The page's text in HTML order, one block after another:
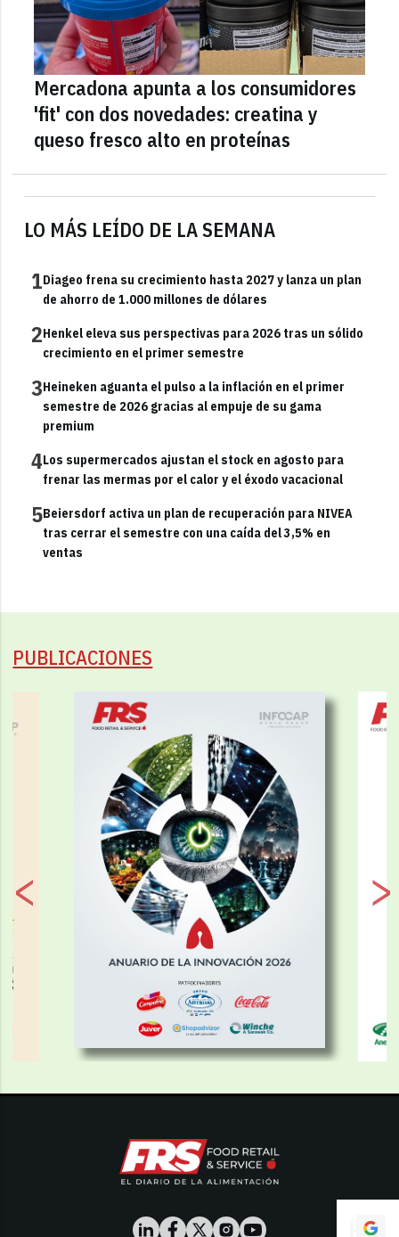
LO MÁS LEÍDO DE LA SEMANA
1Diageo frena su crecimiento hasta 2027 y lanza un plan
de ahorro de 1.000 millones de dólares
2Henkel eleva sus perspectivas para 2026 tras un sólido
crecimiento en el primer semestre
3Heineken aguanta el pulso a la inflación en el primer
semestre de 2026 gracias al empuje de su gama
premium
4Los supermercados ajustan el stock en agosto para
frenar las mermas por el calor y el éxodo vacacional
5Beiersdorf activa un plan de recuperación para NIVEA
tras cerrar el semestre con una caída del 3,5% en
ventas
Mercadona apunta a los consumidores
'fit' con dos novedades: creatina y
queso fresco alto en proteínas
PUBLICACIONES